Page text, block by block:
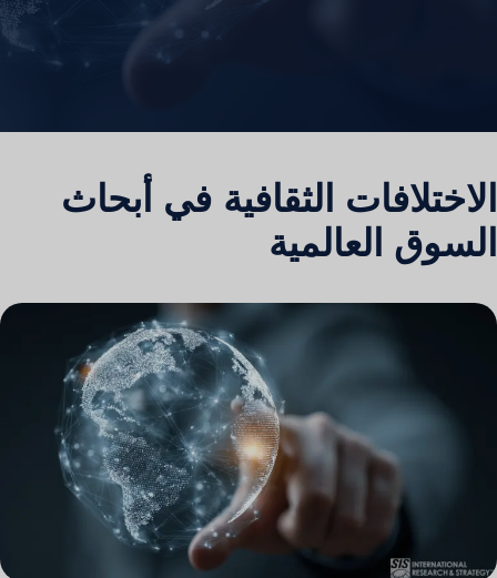
الاختلافات الثقافية في أبحاث
السوق العالمية